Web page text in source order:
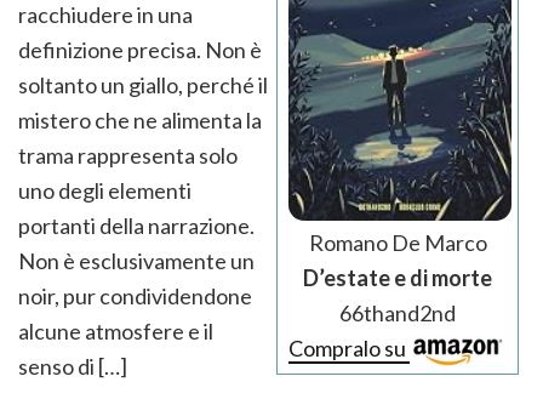
Romano De Marco
D’estate e di morte
66thand2nd
Compralo su
racchiudere in una
definizione precisa. Non è
soltanto un giallo, perché il
mistero che ne alimenta la
trama rappresenta solo
uno degli elementi
portanti della narrazione.
Non è esclusivamente un
noir, pur condividendone
alcune atmosfere e il
senso di […]